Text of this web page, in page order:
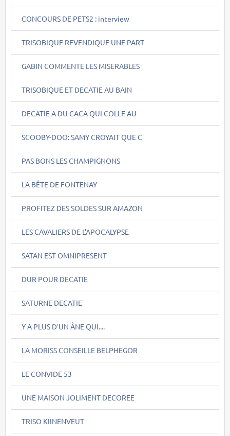
CONCOURS DE PETS2 : interview
TRISOBIQUE REVENDIQUE UNE PART
GABIN COMMENTE LES MISERABLES
TRISOBIQUE ET DECATIE AU BAIN
DECATIE A DU CACA QUI COLLE AU
SCOOBY-DOO: SAMY CROYAIT QUE C
PAS BONS LES CHAMPIGNONS
LA BÊTE DE FONTENAY
PROFITEZ DES SOLDES SUR AMAZON
LES CAVALIERS DE L'APOCALYPSE
SATAN EST OMNIPRESENT
DUR POUR DECATIE
SATURNE DECATIE
Y A PLUS D'UN ÂNE QUI....
LA MORISS CONSEILLE BELPHEGOR
LE CONVIDE 53
UNE MAISON JOLIMENT DECOREE
TRISO KIINENVEUT